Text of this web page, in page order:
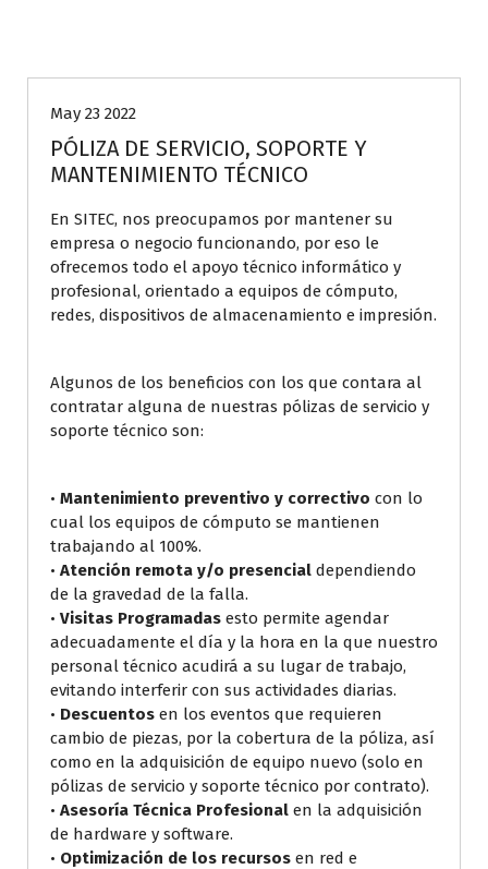
May 23 2022
PÓLIZA DE SERVICIO, SOPORTE Y
MANTENIMIENTO TÉCNICO
En SITEC, nos preocupamos por mantener su
empresa o negocio funcionando, por eso le
ofrecemos todo el apoyo técnico informático y
profesional, orientado a equipos de cómputo,
redes, dispositivos de almacenamiento e impresión.
Algunos de los beneficios con los que contara al
contratar alguna de nuestras pólizas de servicio y
soporte técnico son:
• Mantenimiento preventivo y correctivo con lo
cual los equipos de cómputo se mantienen
trabajando al 100%.
• Atención remota y/o presencial dependiendo
de la gravedad de la falla.
• Visitas Programadas esto permite agendar
adecuadamente el día y la hora en la que nuestro
personal técnico acudirá a su lugar de trabajo,
evitando interferir con sus actividades diarias.
• Descuentos en los eventos que requieren
cambio de piezas, por la cobertura de la póliza, así
como en la adquisición de equipo nuevo (solo en
pólizas de servicio y soporte técnico por contrato).
• Asesoría Técnica Profesional en la adquisición
de hardware y software.
• Optimización de los recursos en red e